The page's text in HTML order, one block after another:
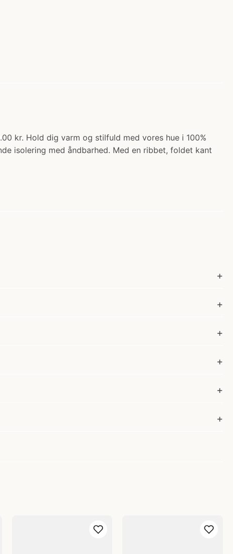
kr. Hold dig varm og stilfuld med vores hue i 100%
isolering med åndbarhed. Med en ribbet, foldet kant